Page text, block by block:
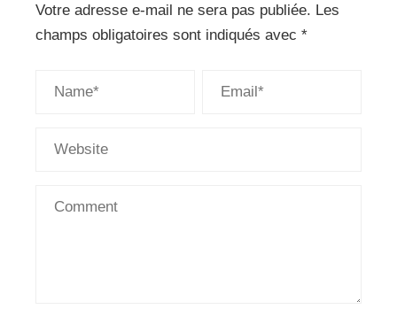
Votre adresse e-mail ne sera pas publiée. Les
champs obligatoires sont indiqués avec *